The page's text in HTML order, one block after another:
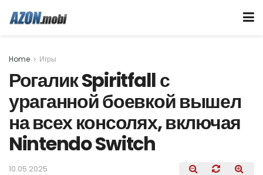
Home Игры
Рогалик Spiritfall с
ураганной боевкой вышел
на всех консолях, включая
Nintendo Switch
10.05.2025